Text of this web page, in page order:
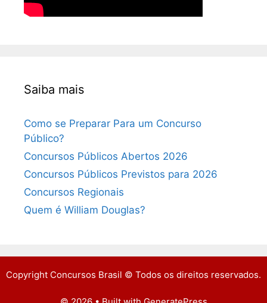
Saiba mais
Como se Preparar Para um Concurso
Público?
Concursos Públicos Abertos 2026
Concursos Públicos Previstos para 2026
Concursos Regionais
Quem é William Douglas?
Copyright Concursos Brasil © Todos os direitos reservados.